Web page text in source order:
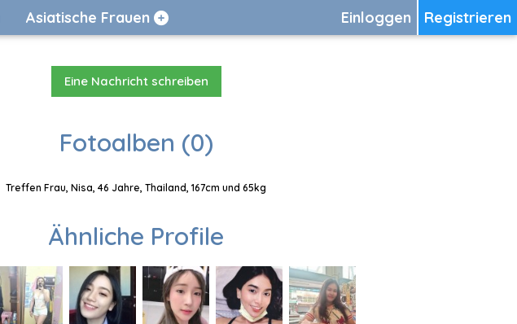
Registrieren
Einloggen
Asiatische Frauen
Eine Nachricht schreiben
Fotoalben (0)
Treffen Frau, Nisa, 46 Jahre, Thailand, 167cm und 65kg
Ähnliche Profile